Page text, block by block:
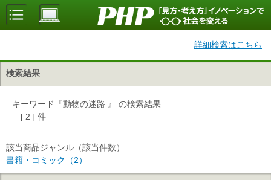
詳細検索はこちら
検索結果
キーワード『動物の迷路 』 の検索結果
[ 2 ] 件
該当商品ジャンル（該当件数）
書籍・コミック（2）